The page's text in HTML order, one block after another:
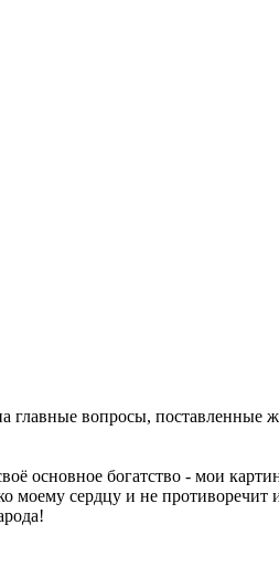
главные вопросы, поставленные
основное богатство - мои
сердцу и не противоречит